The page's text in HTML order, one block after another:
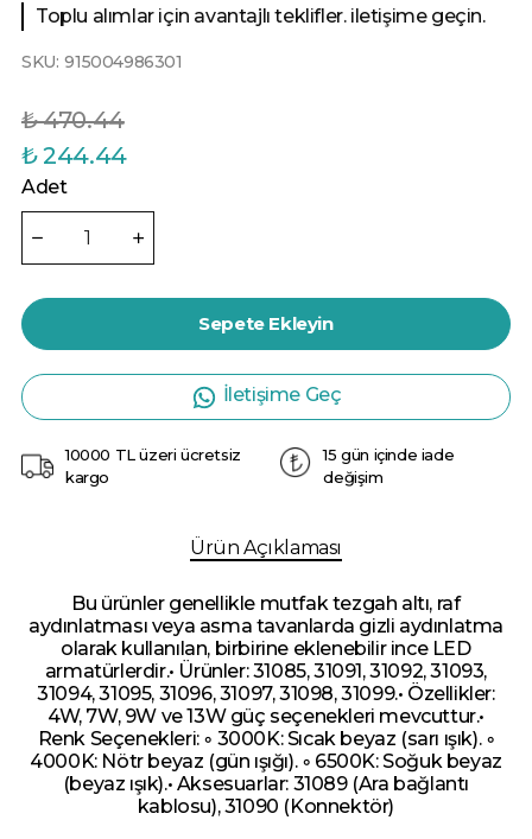
Toplu alımlar için avantajlı teklifler. iletişime geçin.
SKU: 915004986301
₺ 470.44
₺ 244.44
Adet
Sepete Ekleyin
İletişime Geç
10000 TL üzeri ücretsiz
kargo
15 gün içinde iade
değişim
Ürün Açıklaması
Bu ürünler genellikle mutfak tezgah altı, raf
aydınlatması veya asma tavanlarda gizli aydınlatma
olarak kullanılan, birbirine eklenebilir ince LED
armatürlerdir.• Ürünler: 31085, 31091, 31092, 31093,
31094, 31095, 31096, 31097, 31098, 31099.• Özellikler:
4W, 7W, 9W ve 13W güç seçenekleri mevcuttur.•
Renk Seçenekleri: ◦ 3000K: Sıcak beyaz (sarı ışık). ◦
4000K: Nötr beyaz (gün ışığı). ◦ 6500K: Soğuk beyaz
(beyaz ışık).• Aksesuarlar: 31089 (Ara bağlantı
kablosu), 31090 (Konnektör)